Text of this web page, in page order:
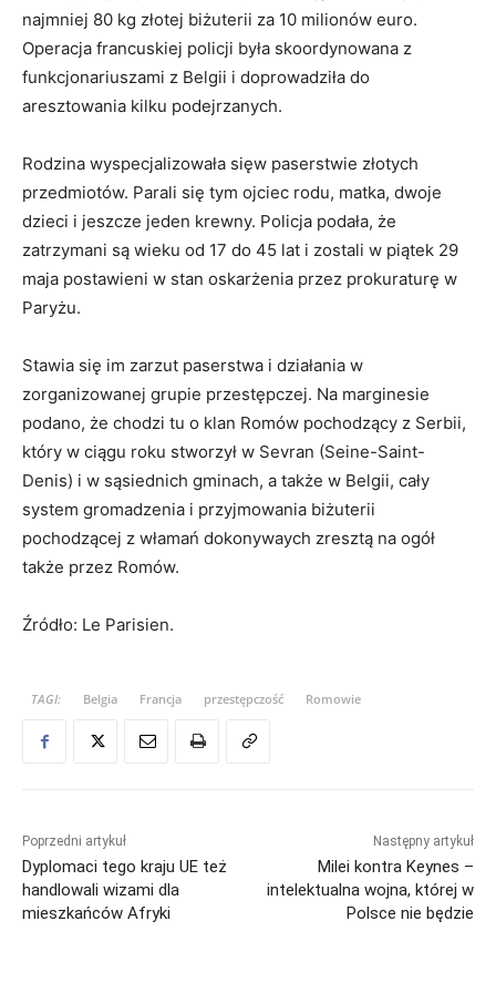
najmniej 80 kg złotej biżuterii za 10 milionów euro.
Operacja francuskiej policji była skoordynowana z
funkcjonariuszami z Belgii i doprowadziła do
aresztowania kilku podejrzanych.
Rodzina wyspecjalizowała sięw paserstwie złotych
przedmiotów. Parali się tym ojciec rodu, matka, dwoje
dzieci i jeszcze jeden krewny. Policja podała, że
zatrzymani są wieku od 17 do 45 lat i zostali w piątek 29
maja postawieni w stan oskarżenia przez prokuraturę w
Paryżu.
Stawia się im zarzut paserstwa i działania w
zorganizowanej grupie przestępczej. Na marginesie
podano, że chodzi tu o klan Romów pochodzący z Serbii,
który w ciągu roku stworzył w Sevran (Seine-Saint-
Denis) i w sąsiednich gminach, a także w Belgii, cały
system gromadzenia i przyjmowania biżuterii
pochodzącej z włamań dokonywaych zresztą na ogół
także przez Romów.
Źródło: Le Parisien.
TAGI: Belgia Francja przestępczość Romowie
Poprzedni artykuł
Dyplomaci tego kraju UE też
handlowali wizami dla
mieszkańców Afryki
Następny artykuł
Milei kontra Keynes –
intelektualna wojna, której w
Polsce nie będzie